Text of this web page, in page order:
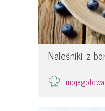
Naleśniki z